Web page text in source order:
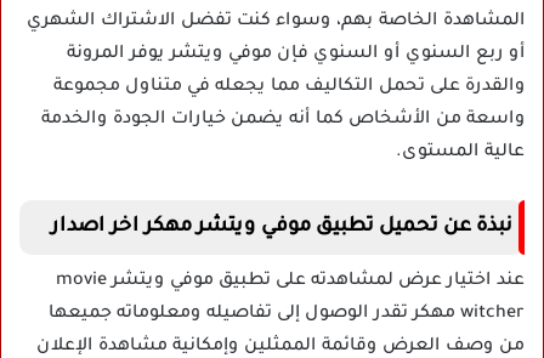
المشاهدة الخاصة بهم، وسواء كنت تفضل الاشتراك الشهري
أو ربع السنوي أو السنوي فإن موفي ويتشر يوفر المرونة
والقدرة على تحمل التكاليف مما يجعله في متناول مجموعة
واسعة من الأشخاص كما أنه يضمن خيارات الجودة والخدمة
عالية المستوى.
نبذة عن تحميل تطبيق موفي ويتشر مهكر اخر اصدار
عند اختيار عرض لمشاهدته على تطبيق موفي ويتشر movie
witcher مهكر تقدر الوصول إلى تفاصيله ومعلوماته جميعها
من وصف العرض وقائمة الممثلين وإمكانية مشاهدة الإعلان